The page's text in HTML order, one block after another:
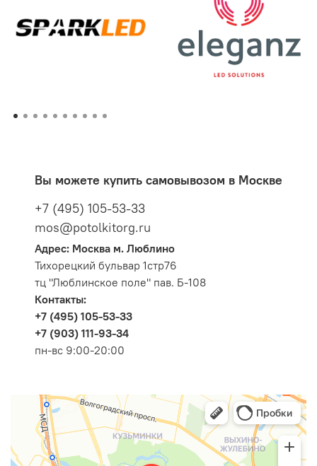
Вы можете купить самовывозом в Москве
+7 (495) 105-53-33
mos@potolkitorg.ru
Адрес: Москва м. Люблино
Тихорецкий бульвар 1стр76
тц "Люблинское поле" пав. Б-108
Контакты:
+7 (495) 105-53-33
+7 (903) 111-93-34
пн-вс 9:00-20:00